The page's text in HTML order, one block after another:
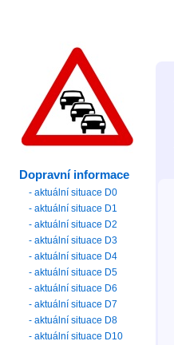
Dopravní informace
- aktuální situace D0
- aktuální situace D1
- aktuální situace D2
- aktuální situace D3
- aktuální situace D4
- aktuální situace D5
- aktuální situace D6
- aktuální situace D7
- aktuální situace D8
- aktuální situace D10